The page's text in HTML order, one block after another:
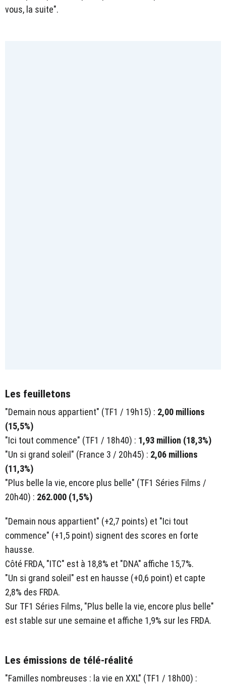
vous, la suite".
Les feuilletons
"Demain nous appartient" (TF1 / 19h15) : 2,00 millions
(15,5%)
"Ici tout commence" (TF1 / 18h40) : 1,93 million (18,3%)
"Un si grand soleil" (France 3 / 20h45) : 2,06 millions
(11,3%)
"Plus belle la vie, encore plus belle" (TF1 Séries Films /
20h40) : 262.000 (1,5%)
"Demain nous appartient" (+2,7 points) et "Ici tout
commence" (+1,5 point) signent des scores en forte
hausse.
Côté FRDA, "ITC" est à 18,8% et "DNA" affiche 15,7%.
"Un si grand soleil" est en hausse (+0,6 point) et capte
2,8% des FRDA.
Sur TF1 Séries Films, "Plus belle la vie, encore plus belle"
est stable sur une semaine et affiche 1,9% sur les FRDA.
Les émissions de télé-réalité
"Familles nombreuses : la vie en XXL" (TF1 / 18h00) :